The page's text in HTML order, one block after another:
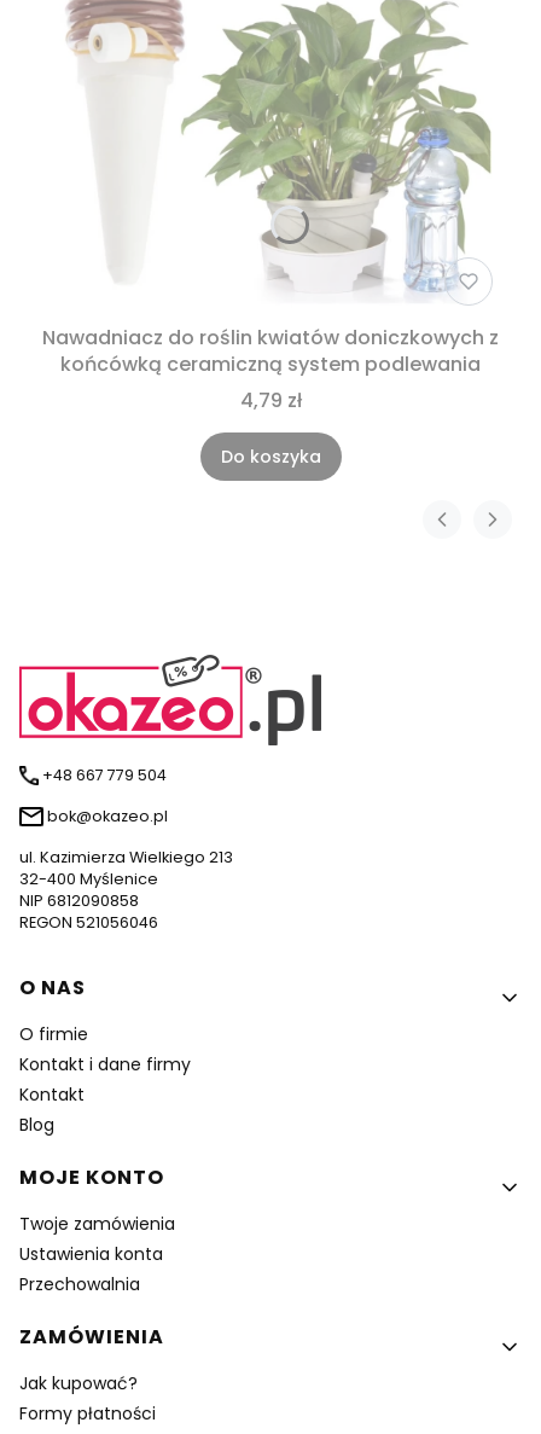
Nawadniacz do roślin kwiatów doniczkowych z
końcówką ceramiczną system podlewania
4,79 zł
Do koszyka
+48 667 779 504
bok@okazeo.pl
ul. Kazimierza Wielkiego 213
32-400 Myślenice
NIP 6812090858
REGON 521056046
Linki w stopce
O NAS
O firmie
Kontakt i dane firmy
Kontakt
Blog
MOJE KONTO
Twoje zamówienia
Ustawienia konta
Przechowalnia
ZAMÓWIENIA
Jak kupować?
Formy płatności